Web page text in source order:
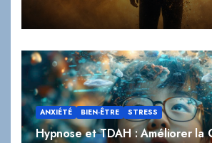
ANXIÉTÉ BIEN-ÊTRE STRESS
Hypnose et TDAH : Améliorer la